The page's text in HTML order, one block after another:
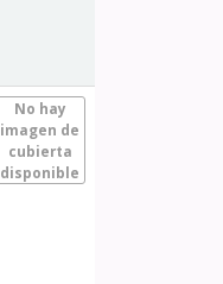
No hay
imagen de
cubierta
disponible